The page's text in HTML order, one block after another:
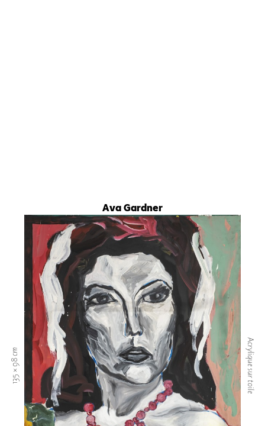
Ava Gardner
Acrylique sur toile
135 × 98 cm